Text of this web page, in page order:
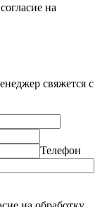
на
свяжется с
Телефон